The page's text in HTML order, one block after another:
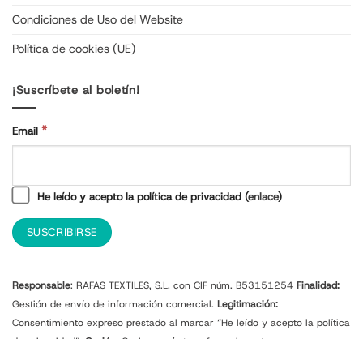
Condiciones de Uso del Website
Política de cookies (UE)
¡Suscríbete al boletín!
Email *
He leído y acepto la política de privacidad (enlace)
Responsable: RAFAS TEXTILES, S.L. con CIF núm. B53151254 Finalidad:
Gestión de envío de información comercial. Legitimación:
Consentimiento expreso prestado al marcar “He leído y acepto la política